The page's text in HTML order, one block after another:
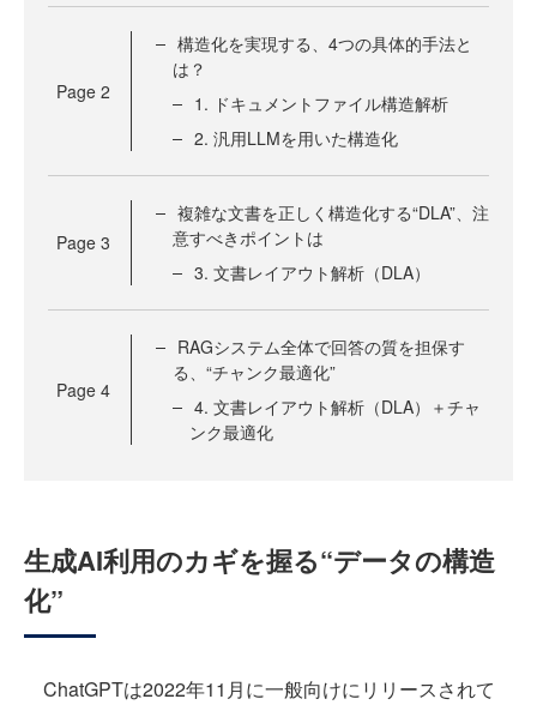
Page 2
構造化を実現する、4つの具体的手法と
は？
1. ドキュメントファイル構造解析
2. 汎用LLMを用いた構造化
Page 3
複雑な文書を正しく構造化する“DLA”、注
意すべきポイントは
3. 文書レイアウト解析（DLA）
Page 4
RAGシステム全体で回答の質を担保す
る、“チャンク最適化”
4. 文書レイアウト解析（DLA）＋チャ
ンク最適化
生成AI利用のカギを握る“データの構造
化”
ChatGPTは2022年11月に一般向けにリリースされて